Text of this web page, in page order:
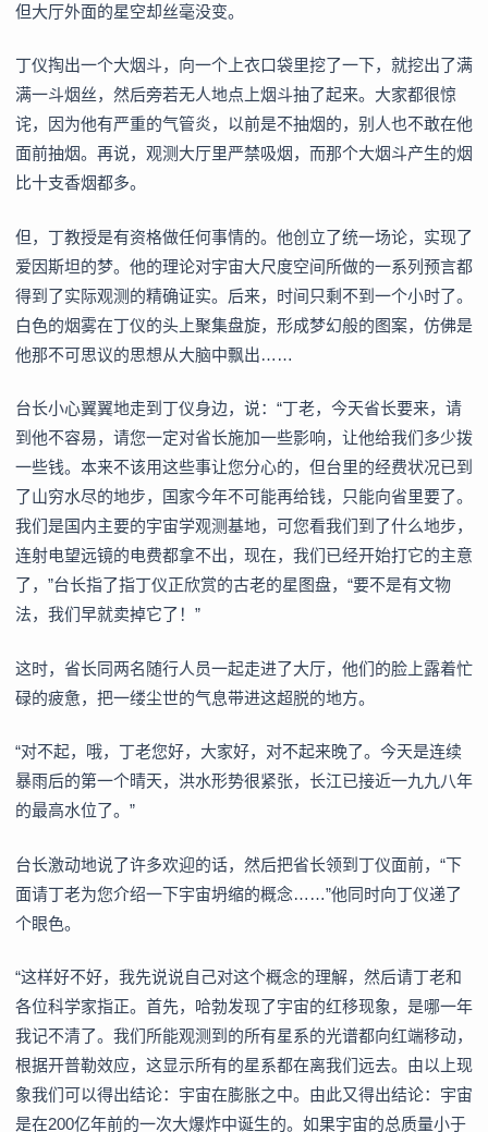
但大厅外面的星空却丝毫没变。
丁仪掏出一个大烟斗，向一个上衣口袋里挖了一下，就挖出了满
满一斗烟丝，然后旁若无人地点上烟斗抽了起来。大家都很惊
诧，因为他有严重的气管炎，以前是不抽烟的，别人也不敢在他
面前抽烟。再说，观测大厅里严禁吸烟，而那个大烟斗产生的烟
比十支香烟都多。
但，丁教授是有资格做任何事情的。他创立了统一场论，实现了
爱因斯坦的梦。他的理论对宇宙大尺度空间所做的一系列预言都
得到了实际观测的精确证实。后来，时间只剩不到一个小时了。
白色的烟雾在丁仪的头上聚集盘旋，形成梦幻般的图案，仿佛是
他那不可思议的思想从大脑中飘出……
台长小心翼翼地走到丁仪身边，说：“丁老，今天省长要来，请
到他不容易，请您一定对省长施加一些影响，让他给我们多少拨
一些钱。本来不该用这些事让您分心的，但台里的经费状况已到
了山穷水尽的地步，国家今年不可能再给钱，只能向省里要了。
我们是国内主要的宇宙学观测基地，可您看我们到了什么地步，
连射电望远镜的电费都拿不出，现在，我们已经开始打它的主意
了，”台长指了指丁仪正欣赏的古老的星图盘，“要不是有文物
法，我们早就卖掉它了！”
这时，省长同两名随行人员一起走进了大厅，他们的脸上露着忙
碌的疲惫，把一缕尘世的气息带进这超脱的地方。
“对不起，哦，丁老您好，大家好，对不起来晚了。今天是连续
暴雨后的第一个晴天，洪水形势很紧张，长江已接近一九九八年
的最高水位了。”
台长激动地说了许多欢迎的话，然后把省长领到丁仪面前，“下
面请丁老为您介绍一下宇宙坍缩的概念……”他同时向丁仪递了
个眼色。
“这样好不好，我先说说自己对这个概念的理解，然后请丁老和
各位科学家指正。首先，哈勃发现了宇宙的红移现象，是哪一年
我记不清了。我们所能观测到的所有星系的光谱都向红端移动，
根据开普勒效应，这显示所有的星系都在离我们远去。由以上现
象我们可以得出结论：宇宙在膨胀之中。由此又得出结论：宇宙
是在200亿年前的一次大爆炸中诞生的。如果宇宙的总质量小于